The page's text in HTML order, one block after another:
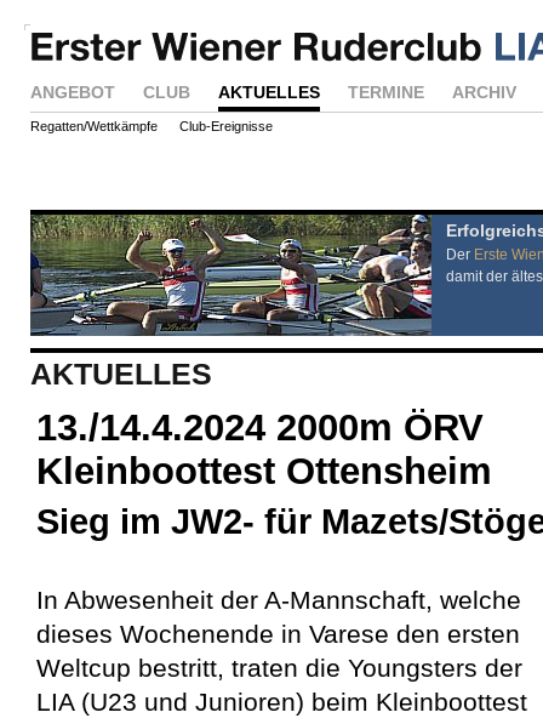
ANGEBOT CLUB AKTUELLES TERMINE ARCHIV
Regatten/Wettkämpfe Club-Ereignisse
Der Erste
damit der
AKTUELLES
13./14.4.2024 2000m ÖRV
Kleinboottest Ottensheim
Sieg im JW2- für Mazets/
In Abwesenheit der A-Mannschaft, welche
dieses Wochenende in Varese den ersten
Weltcup bestritt, traten die Youngsters der
LIA (U23 und Junioren) beim Kleinboottest